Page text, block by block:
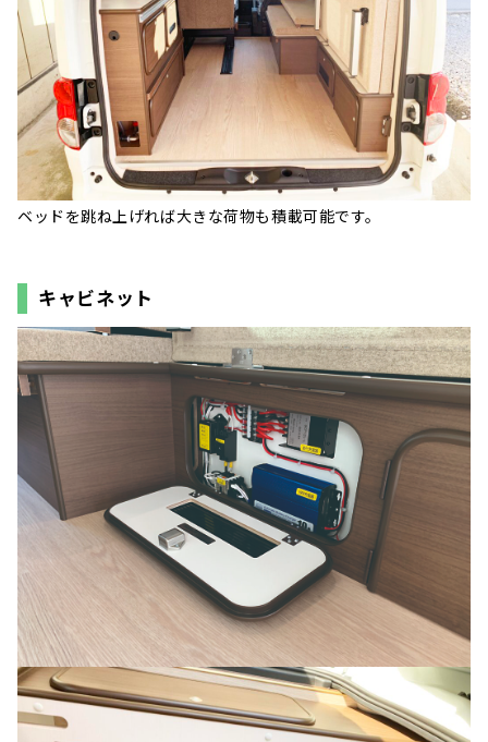
ベッドを跳ね上げれば大きな荷物も積載可能です。
キャビネット